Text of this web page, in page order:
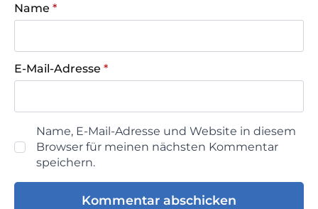
Name *
E-Mail-Adresse *
Name, E-Mail-Adresse und Website in diesem
Browser für meinen nächsten Kommentar
speichern.